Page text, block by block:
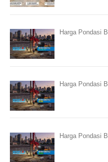
Harga Pondasi
Harga Pondasi
Harga Pondasi